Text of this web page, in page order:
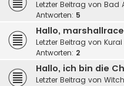
Letzter Beitrag von Bad
Antworten: 5
Hallo,
Letzter Beitrag von Kurai
Antworten: 2
Hallo, ich bin die
Letzter Beitrag von